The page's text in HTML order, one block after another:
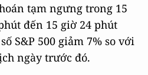
tạm ngưng trong 15
đến 15 giờ 24 phút
S&P 500 giảm 7% so với
ngày trước đó.